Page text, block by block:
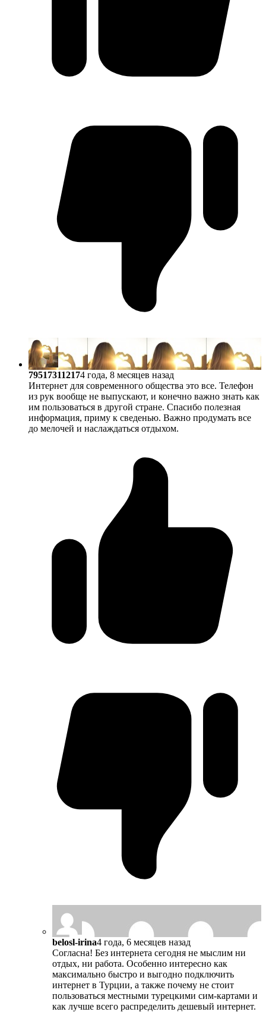
795173112174 года, 8 месяцев назад
Интернет для современного общества это все. Телефон
из рук вообще не выпускают, и конечно важно знать как
им пользоваться в другой стране. Спасибо полезная
информация, приму к сведенью. Важно продумать все
до мелочей и наслаждаться отдыхом.
belosl-irina4 года, 6 месяцев назад
Согласна! Без интернета сегодня не мыслим ни
отдых, ни работа. Особенно интересно как
максимально быстро и выгодно подключить
интернет в Турции, а также почему не стоит
пользоваться местными турецкими сим-картами и
как лучше всего распределить дешевый интернет.